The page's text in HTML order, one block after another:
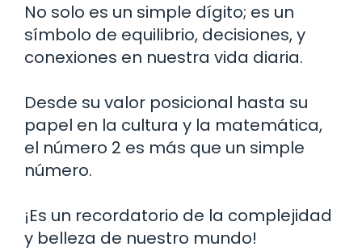
No solo es un simple dígito; es un
símbolo de equilibrio, decisiones, y
conexiones en nuestra vida diaria.
Desde su valor posicional hasta su
papel en la cultura y la matemática,
el número 2 es más que un simple
número.
¡Es un recordatorio de la complejidad
y belleza de nuestro mundo!